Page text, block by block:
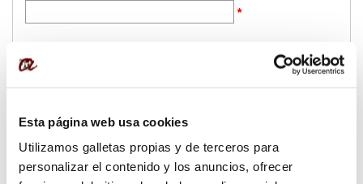
Esta página web usa cookies
Utilizamos galletas propias y de terceros para
personalizar el contenido y los anuncios, ofrecer